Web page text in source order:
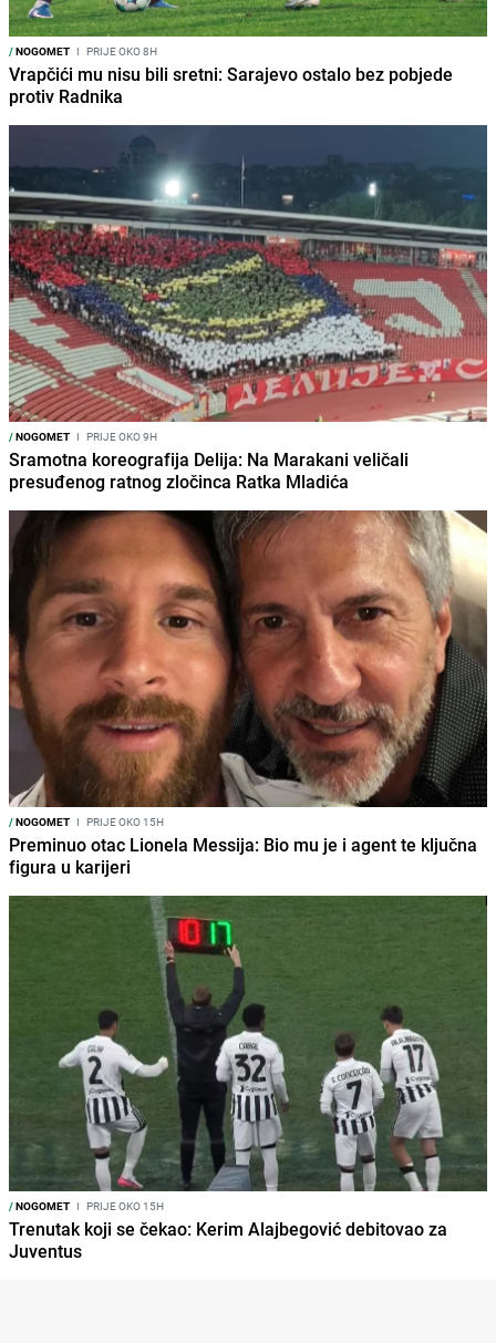
/NOGOMET I PRIJE OKO 8H
Vrapčići mu nisu bili sretni: Sarajevo ostalo bez pobjede
protiv Radnika
/NOGOMET I PRIJE OKO 9H
Sramotna koreografija Delija: Na Marakani veličali
presuđenog ratnog zločinca Ratka Mladića
/NOGOMET I PRIJE OKO 15H
Preminuo otac Lionela Messija: Bio mu je i agent te ključna
figura u karijeri
/NOGOMET I PRIJE OKO 15H
Trenutak koji se čekao: Kerim Alajbegović debitovao za
Juventus